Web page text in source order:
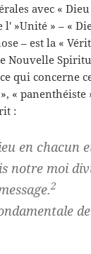
avec «
»Unité » – «
– est la «
Nouvelle
qui concerne
« panenthéiste
:
en chacun
notre moi
2